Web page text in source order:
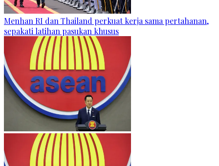
Menhan RI dan Thailand perkuat kerja sama pertahanan,
sepakati latihan pasukan khusus